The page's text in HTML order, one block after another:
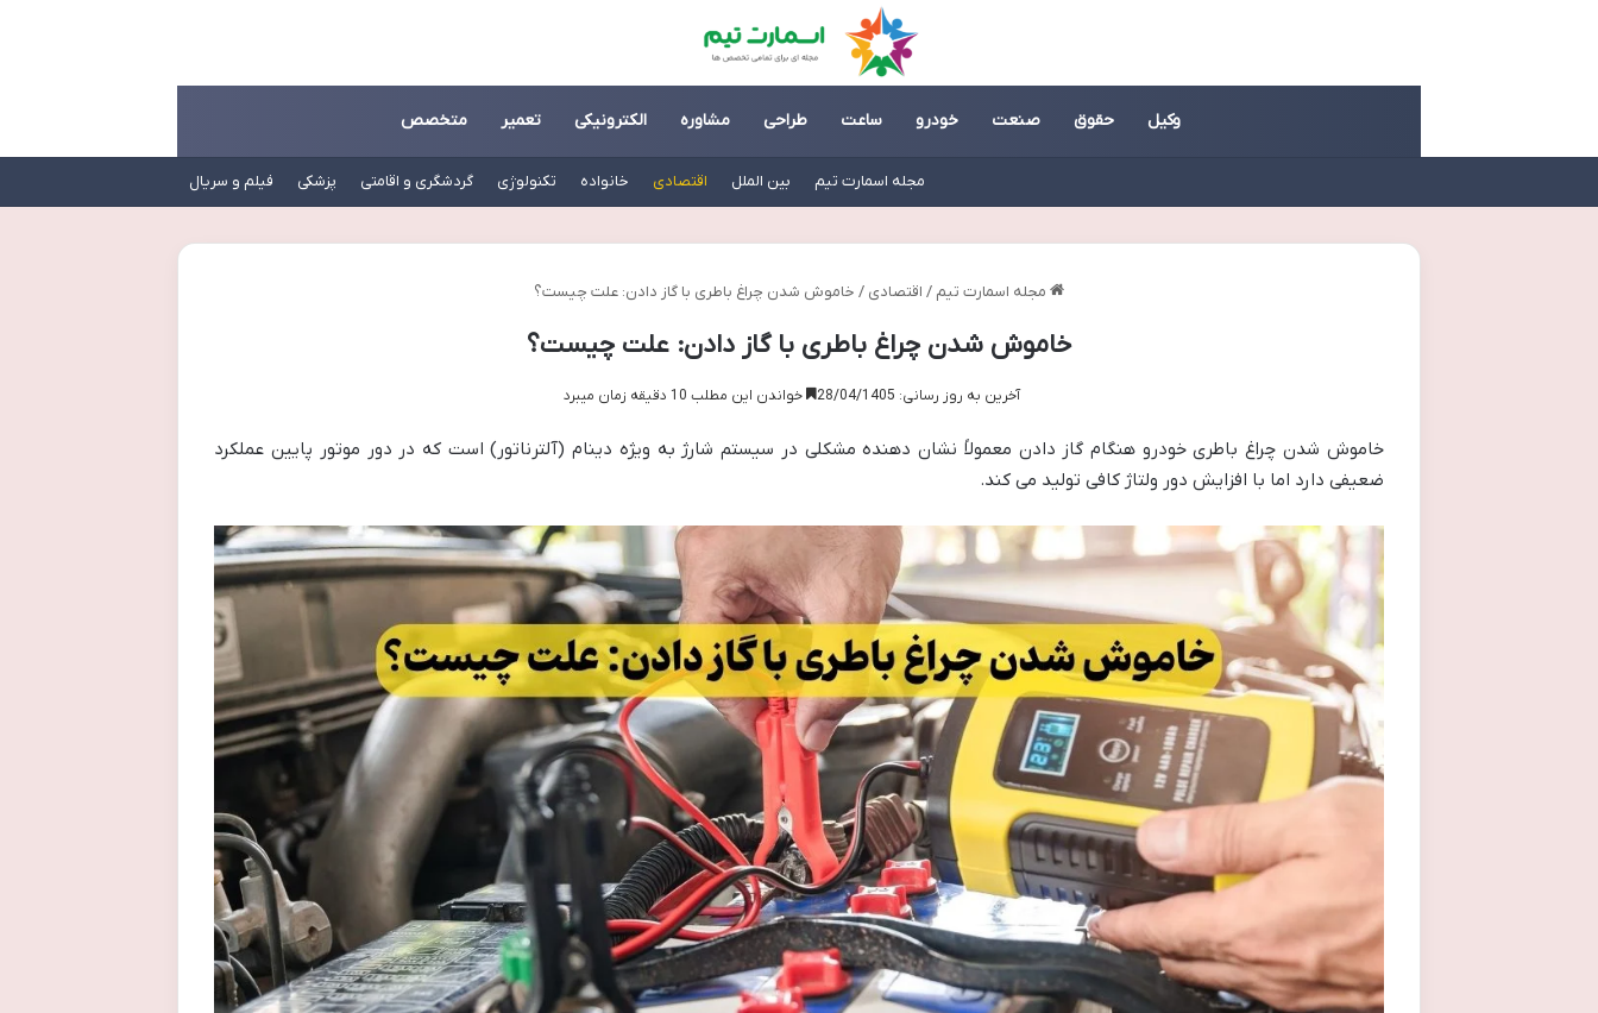
وکیل حقوق صنعت خودرو ساعت طراحی مشاوره الکترونیکی تعمیر متخصص
مجله اسمارت تیم بین الملل اقتصادی خانواده تکنولوژی گردشگری و اقامتی پزشکی فیلم و سریال
مجله اسمارت تیم / اقتصادی / خاموش شدن چراغ باطری با گاز دادن: علت چیست؟
خاموش شدن چراغ باطری با گاز دادن: علت چیست؟
آخرین به روز رسانی: 28/04/1405 خواندن این مطلب 10 دقیقه زمان میبرد
خاموش شدن چراغ باطری خودرو هنگام گاز دادن معمولاً نشان دهنده مشکلی در سیستم شارژ به ویژه دینام (آلترناتور) است که در دور موتور پایین عملکرد
ضعیفی دارد اما با افزایش دور ولتاژ کافی تولید می کند.